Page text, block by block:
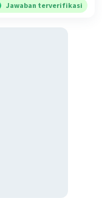
Tari Cukin
mirip dengan
Jawaban terverifikasi